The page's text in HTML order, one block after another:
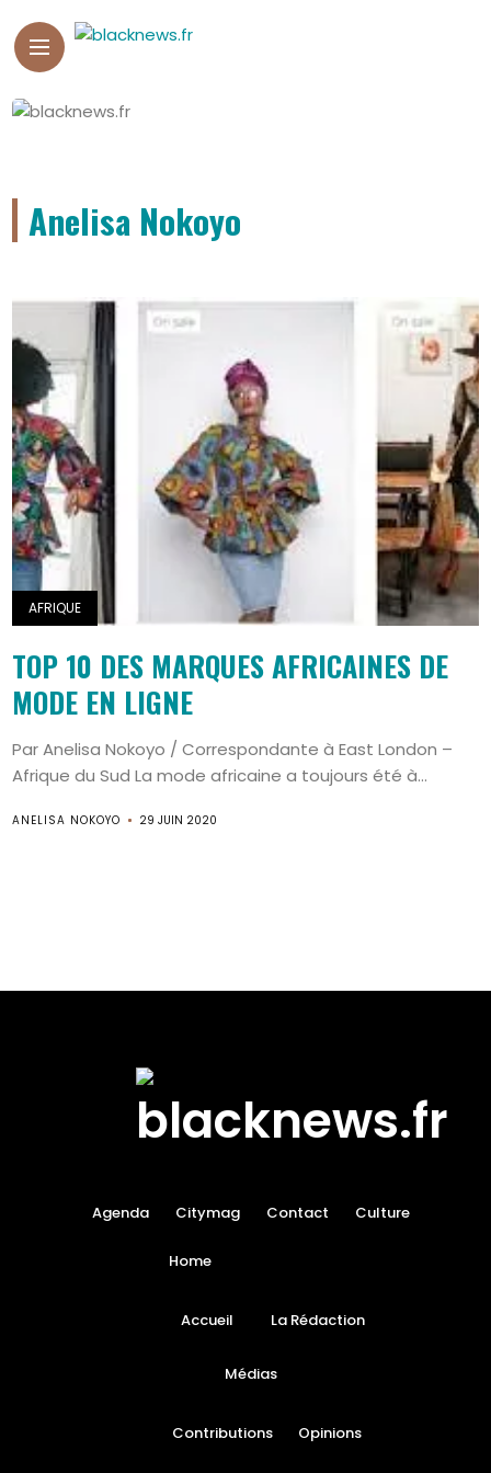
Anelisa Nokoyo
AFRIQUE
TOP 10 DES MARQUES AFRICAINES DE
MODE EN LIGNE
Par Anelisa Nokoyo / Correspondante à East London –
Afrique du Sud La mode africaine a toujours été à...
ANELISA NOKOYO 29 JUIN 2020
Agenda Citymag Contact Culture
Home
Accueil La Rédaction
Médias
Contributions Opinions